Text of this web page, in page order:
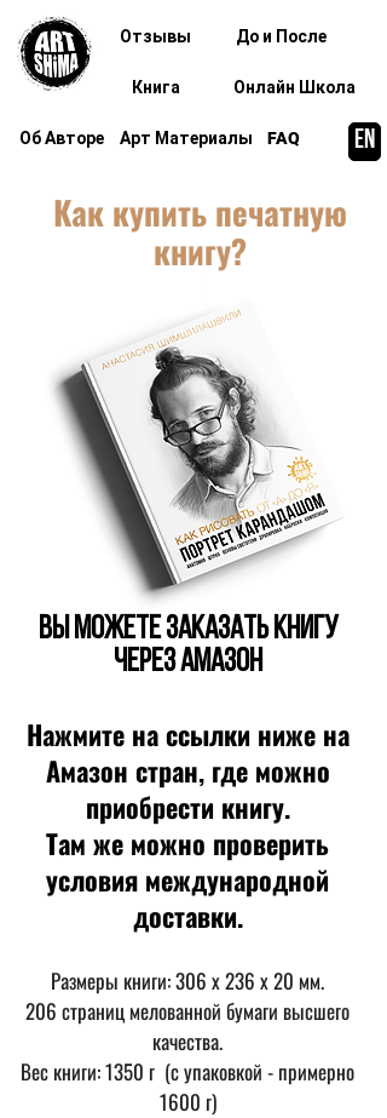
Отзывы До и После
Книга Онлайн Школа
Об Авторе Арт Материалы FAQ EN
Как купить печатную
книгу?
Вы можете заказать книгу
через Амазон
Нажмите на ссылки ниже на
Амазон стран, где можно
приобрести книгу.
Там же можно проверить
условия международной
доставки.
Размеры книги: 306 x 236 x 20 мм.
206 страниц мелованной бумаги высшего
качества.
Вес книги: 1350 г (с упаковкой - примерно
1600 г)